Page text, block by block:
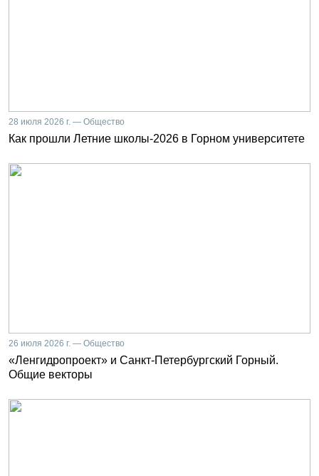
28 июля 2026 г. — Общество
Как прошли Летние школы-2026 в Горном университете
26 июля 2026 г. — Общество
«Ленгидропроект» и Санкт-Петербургский Горный.
Общие векторы